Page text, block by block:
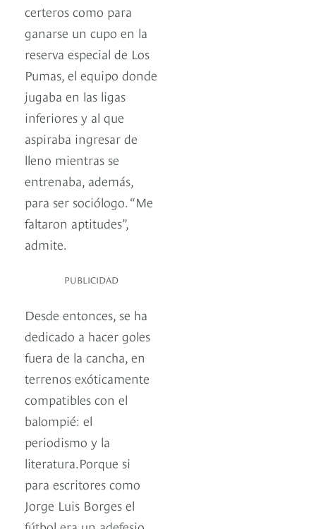
certeros como para
ganarse un cupo en la
reserva especial de Los
Pumas, el equipo donde
jugaba en las ligas
inferiores y al que
aspiraba ingresar de
lleno mientras se
entrenaba, además,
para ser sociólogo. “Me
faltaron aptitudes”,
admite.
PUBLICIDAD
Desde entonces, se ha
dedicado a hacer goles
fuera de la cancha, en
terrenos exóticamente
compatibles con el
balompié: el
periodismo y la
literatura.Porque si
para escritores como
Jorge Luis Borges el